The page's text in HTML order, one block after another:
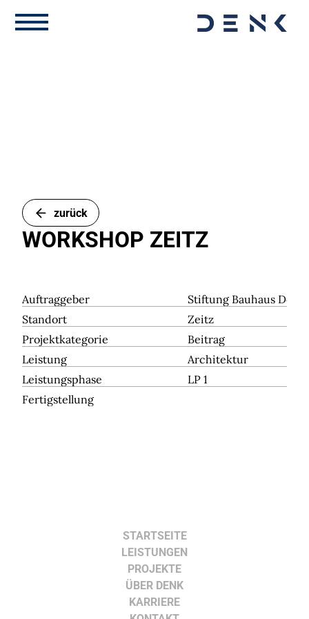
zurück
WORKSHOP ZEITZ
Auftraggeber
Stiftung Bauhaus
Standort
Zeitz
Projektkategorie
Beitrag
Leistung
Architektur
Leistungsphase
LP 1
Fertigstellung
STARTSEITE
LEISTUNGEN
PROJEKTE
ÜBER DENK
KARRIERE